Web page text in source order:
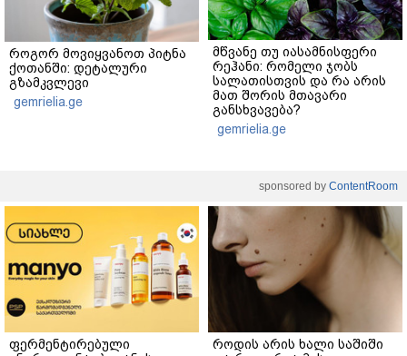
როგორ მოვიყვანოთ პიტნა
ქოთანში: დეტალური
გზამკვლევი
gemrielia.ge
მწვანე თუ იასამნისფერი
რეჰანი: რომელი ჯობს
სალათისთვის და რა არის
მათ შორის მთავარი
განსხვავება?
gemrielia.ge
sponsored by ContentRoom
ფერმენტირებული
როდის არის ხალი საშიში